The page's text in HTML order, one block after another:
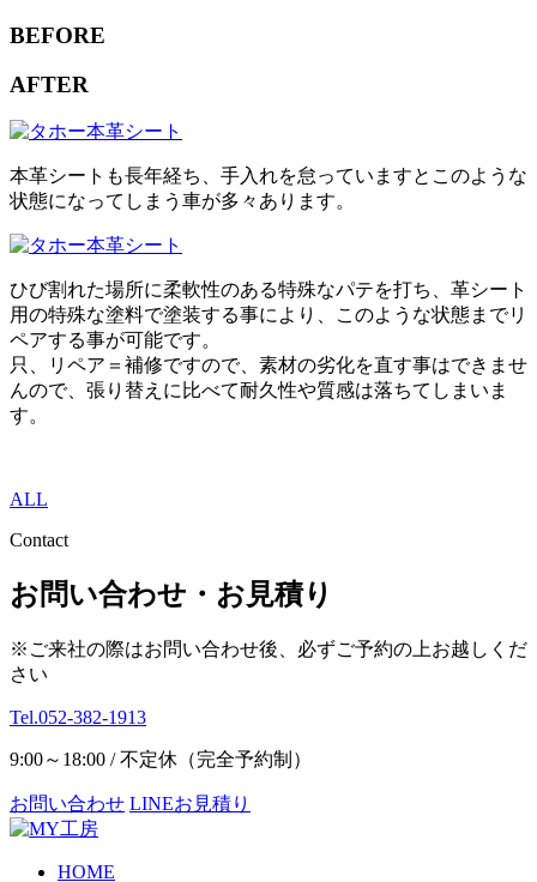
BEFORE
AFTER
本革シートも長年経ち、手入れを怠っていますとこのような
状態になってしまう車が多々あります。
ひび割れた場所に柔軟性のある特殊なパテを打ち、革シート
用の特殊な塗料で塗装する事により、このような状態までリ
ペアする事が可能です。
只、リペア＝補修ですので、素材の劣化を直す事はできませ
んので、張り替えに比べて耐久性や質感は落ちてしまいま
す。
ALL
Contact
お問い合わせ・お見積り
※ご来社の際はお問い合わせ後、必ずご予約の上お越しくだ
さい
Tel.052-382-1913
9:00～18:00 / 不定休（完全予約制）
お問い合わせ LINEお見積り
HOME